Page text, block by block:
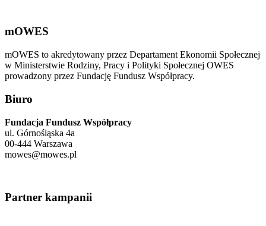
mOWES
mOWES to akredytowany przez Departament Ekonomii Społecznej
w Ministerstwie Rodziny, Pracy i Polityki Społecznej OWES
prowadzony przez Fundację Fundusz Współpracy.
Biuro
Fundacja Fundusz Współpracy
ul. Górnośląska 4a
00-444 Warszawa
mowes@mowes.pl
Partner kampanii